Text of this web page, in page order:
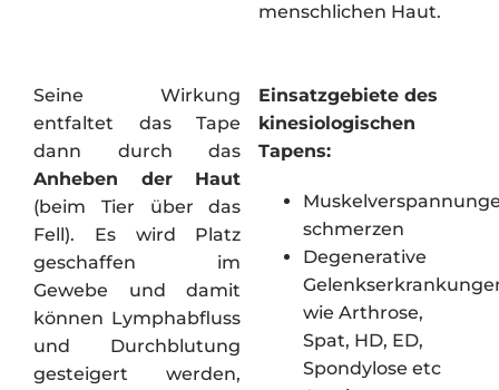
menschlichen Haut.
Seine Wirkung
entfaltet das Tape
dann durch das
Anheben der Haut
(beim Tier über das
Fell). Es wird Platz
geschaffen im
Gewebe und damit
können Lymphabfluss
und Durchblutung
gesteigert werden,
Einsatzgebiete des
kinesiologischen
Tapens:
schmerzen
Degenerative
wie Arthrose,
Spat, HD, ED,
Spondylose etc